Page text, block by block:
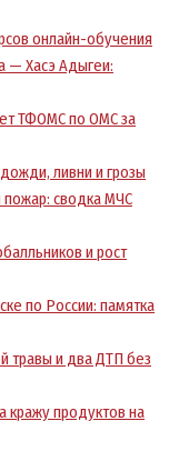
онлайн-обучения
— Хасэ Адыгеи:
ТФОМС по ОМС за
ливни и грозы
пожар: сводка МЧС
и рост
по России: памятка
травы и два ДТП без
кражу продуктов на